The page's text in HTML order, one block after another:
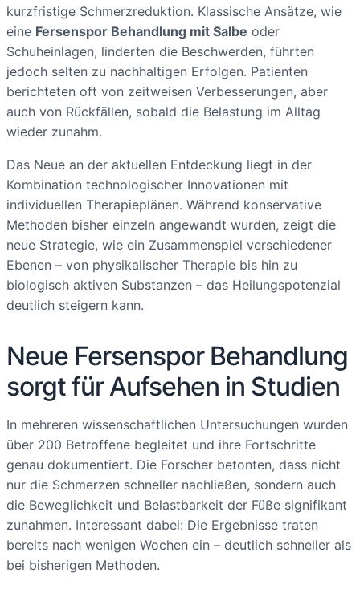
kurzfristige Schmerzreduktion. Klassische Ansätze, wie
eine Fersenspor Behandlung mit Salbe oder
Schuheinlagen, linderten die Beschwerden, führten
jedoch selten zu nachhaltigen Erfolgen. Patienten
berichteten oft von zeitweisen Verbesserungen, aber
auch von Rückfällen, sobald die Belastung im Alltag
wieder zunahm.
Das Neue an der aktuellen Entdeckung liegt in der
Kombination technologischer Innovationen mit
individuellen Therapieplänen. Während konservative
Methoden bisher einzeln angewandt wurden, zeigt die
neue Strategie, wie ein Zusammenspiel verschiedener
Ebenen – von physikalischer Therapie bis hin zu
biologisch aktiven Substanzen – das Heilungspotenzial
deutlich steigern kann.
Neue Fersenspor Behandlung
sorgt für Aufsehen in Studien
In mehreren wissenschaftlichen Untersuchungen wurden
über 200 Betroffene begleitet und ihre Fortschritte
genau dokumentiert. Die Forscher betonten, dass nicht
nur die Schmerzen schneller nachließen, sondern auch
die Beweglichkeit und Belastbarkeit der Füße signifikant
zunahmen. Interessant dabei: Die Ergebnisse traten
bereits nach wenigen Wochen ein – deutlich schneller als
bei bisherigen Methoden.